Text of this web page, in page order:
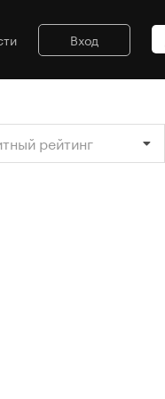
Вход
рейтинг